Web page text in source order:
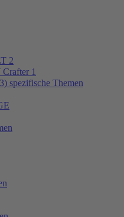
2
1
spezifische Themen